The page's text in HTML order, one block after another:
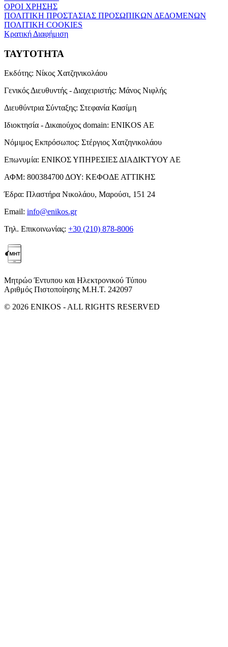
ΟΡΟΙ ΧΡΗΣΗΣ
ΠΟΛΙΤΙΚΗ ΠΡΟΣΤΑΣΙΑΣ ΠΡΟΣΩΠΙΚΩΝ ΔΕΔΟΜΕΝΩΝ
ΠΟΛΙΤΙΚΗ COOKIES
Κρατική Διαφήμιση
ΤΑΥΤΟΤΗΤΑ
Εκδότης: Νίκος Χατζηνικολάου
Γενικός Διευθυντής - Διαχειριστής: Μάνος Νιφλής
Διευθύντρια Σύνταξης: Στεφανία Κασίμη
Ιδιοκτησία - Δικαιούχος domain: ENIKOS AE
Νόμιμος Εκπρόσωπος: Στέργιος Χατζηνικολάου
Επωνυμία: ΕΝΙΚΟΣ ΥΠΗΡΕΣΙΕΣ ΔΙΑΔΙΚΤΥΟΥ ΑΕ
ΑΦΜ: 800384700 ΔΟΥ: ΚΕΦΟΔΕ ΑΤΤΙΚΗΣ
Έδρα: Πλαστήρα Νικολάου, Μαρούσι, 151 24
Email: info@enikos.gr
Τηλ. Επικοινωνίας: +30 (210) 878-8006
Μητρώο Έντυπου και Ηλεκτρονικού Τύπου
Αριθμός Πιστοποίησης Μ.Η.Τ. 242097
© 2026 ENIKOS - ALL RIGHTS RESERVED